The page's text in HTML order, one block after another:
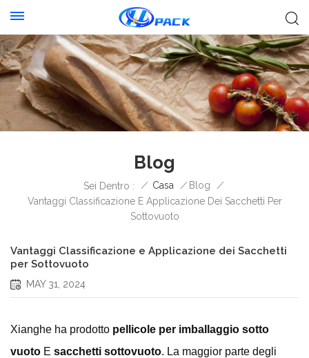
Blog
Sei Dentro : / Casa / Blog
/
Vantaggi Classificazione E Applicazione Dei Sacchetti Per
Sottovuoto
Vantaggi Classificazione e Applicazione dei Sacchetti
per Sottovuoto
MAY 31, 2024
Xianghe ha prodotto pellicole per imballaggio sotto
vuoto E sacchetti sottovuoto. La maggior parte degli